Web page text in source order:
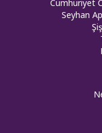
Cumhuriyet
Seyhan